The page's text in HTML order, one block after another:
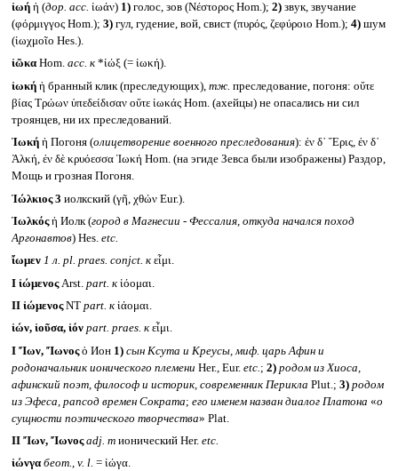
ἰωή ἡ (дор. acc. ἰωάν) 1)голос, зов (Νέστορος Hom.); 2)звук, звучание
(φόρμιγγος Hom.); 3)гул, гудение, вой, свист (πυρός, ζεφύροιο Hom.); 4)шум
(ἰωχμοῖο Hes.).
ἰῶκαHom. acc. к*ἰώξ (= ἰωκή).
ἰωκή ἡ бранный клик (преследующих),тж. преследование, погоня: οὔτε
βίας Τρώων ὑπεδείδισαν οὔτε ἰωκάς Hom. (ахейцы) не опасались ни сил
троянцев, ни их преследований.
Ἰωκή ἡ Погоня (олицетворение военного преследования): ἐν δ᾽ Ἔρις, ἐν δ᾽
Ἀλκή, ἐν δὲ κρυόεσσα Ἰωκή Hom. (на эгиде Зевса были изображены) Раздор,
Мощь и грозная Погоня.
Ἰώλκιος 3 иолкский (γῆ, χθών Eur.).
Ἰωλκόςἡ Иолк (город в Магнесии - Фессалия, откуда начался поход
Аргонавтов) Hes. etc.
ἴωμεν 1 л. pl. praes. conjct. кεἶμι.
I ἰώμενοςArst. part. кἰόομαι.
II ἰώμενοςNT part. кἰάομαι.
ἰών, ἰοῦσα, ἰόν part. praes. кεἶμι.
I Ἴων, Ἴωνοςὁ Ион 1) сын Ксута и Креусы, миф. царь Афин и
родоначальник ионического племени Her., Eur. etc. ; 2) родом из Хиоса,
афинский поэт, философ и историк, современник Перикла Plut.; 3) родом
из Эфеса, рапсод времен Сократа; его именем назван диалог Платона «о
сущности поэтического творчества» Plat.
II Ἴων, Ἴωνος adj. mионический Her. etc.
ἰώνγα беот., v. l. = ἰώγα.